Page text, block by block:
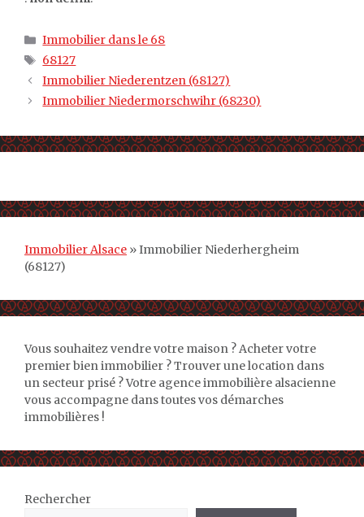
Catégories
Immobilier dans le 68
Étiquettes
68127
Immobilier Niederentzen (68127)
Immobilier Niedermorschwihr (68230)
Immobilier Alsace »Immobilier Niederhergheim
(68127)
Vous souhaitez vendre votre maison ? Acheter votre
premier bien immobilier ? Trouver une location dans
un secteur prisé ? Votre agence immobilière alsacienne
vous accompagne dans toutes vos démarches
immobilières !
Rechercher